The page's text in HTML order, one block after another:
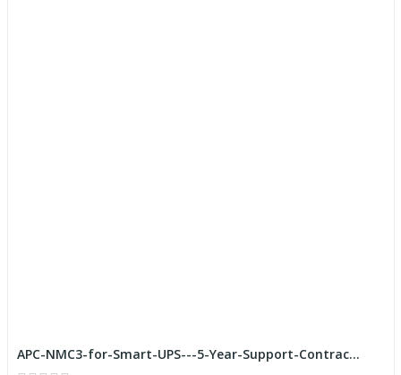
APC-NMC3-for-Smart-UPS---5-Year-Support-Contrac...